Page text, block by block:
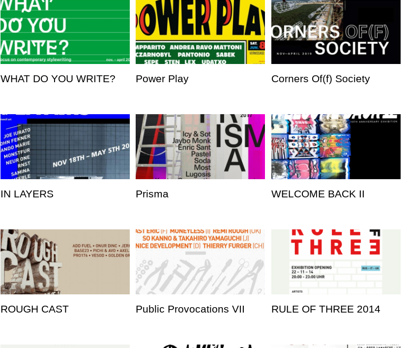
WHAT DO YOU WRITE? Power Play Corners Of(f) Society
IN LAYERS Prisma WELCOME BACK II
ROUGH CAST Public Provocations VII RULE OF THREE 2014